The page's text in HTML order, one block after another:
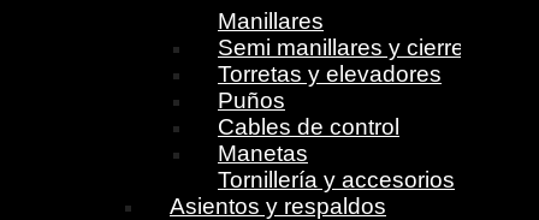
Manillares
Semi manillares y cierres
Torretas y elevadores
Puños
Cables de control
Manetas
Tornillería y accesorios
Asientos y respaldos